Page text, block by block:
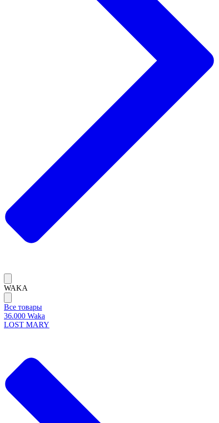
WAKA
Все товары
36.000 Waka
LOST MARY